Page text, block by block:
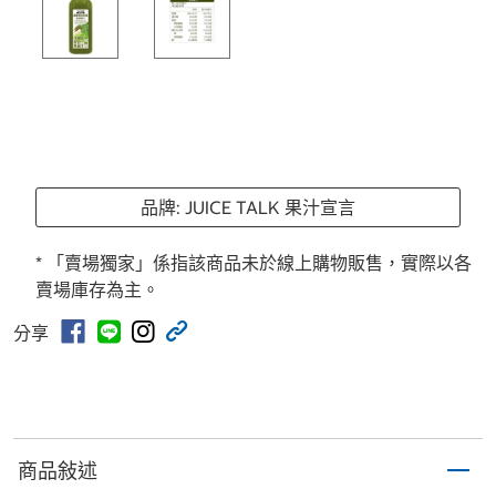
品牌: JUICE TALK 果汁宣言
* 「賣場獨家」係指該商品未於線上購物販售，實際以各
賣場庫存為主。
分享
商品敍述